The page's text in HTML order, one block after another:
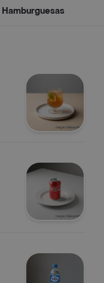
Hamburguesas